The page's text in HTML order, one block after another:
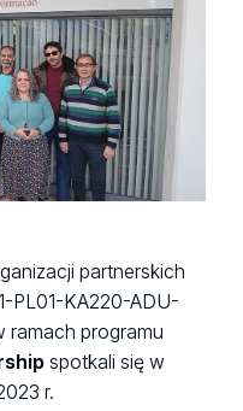
partnerskich
PL01-KA220-ADU-
ramach programu
spotkali się w
r.